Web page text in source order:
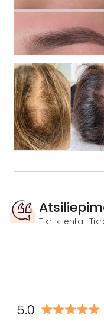
Tikri klientai.
5.0